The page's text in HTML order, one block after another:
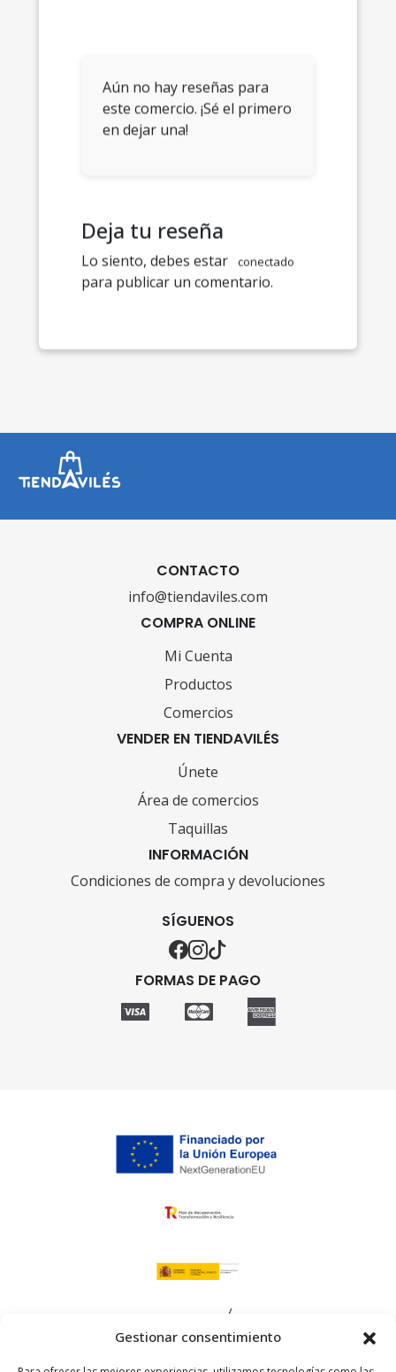
Gestionar consentimiento
Aún no hay reseñas para
este comercio. ¡Sé el primero
en dejar una!
Deja tu reseña
Lo siento, debes estar conectado
para publicar un comentario.
CONTACTO
info@tiendaviles.com
COMPRA ONLINE
Mi Cuenta
Productos
Comercios
VENDER EN TIENDAVILÉS
Únete
Área de comercios
Taquillas
INFORMACIÓN
Condiciones de compra y devoluciones
SÍGUENOS
FORMAS DE PAGO